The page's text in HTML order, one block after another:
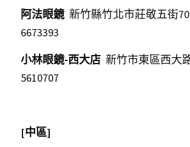
阿法眼鏡 新竹縣竹北市莊敬五街
6673393
小林眼鏡-西大店 新竹市東區西大
5610707
[中區]